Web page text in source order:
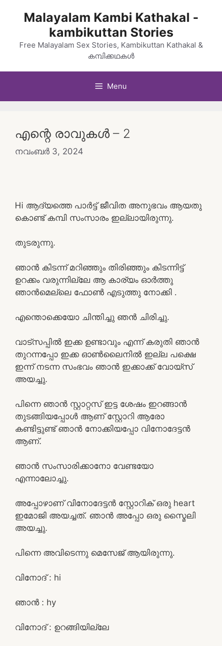
Malayalam Kambi Kathakal -
kambikuttan Stories
Free Malayalam Sex Stories, Kambikuttan Kathakal &
കമ്പിക്കഥകൾ
Menu
എന്റെ രാവുകൾ – 2
നവംബർ 3, 2024
Hi ആദ്യത്തെ പാർട്ട്‌ ജീവിത അനുഭവം ആയതു
കൊണ്ട് കമ്പി സംസാരം ഇല്ലായിരുന്നു.
തുടരുന്നു.
ഞാൻ കിടന്ന് മറിഞ്ഞും തിരിഞ്ഞും കിടന്നിട്ട്
ഉറക്കം വരുന്നില്ലേ ആ കാര്യം ഓർത്തു
ഞാൻമെല്ലെ ഫോൺ എടുത്തു നോക്കി .
എന്തൊക്കെയോ ചിന്തിച്ചു ഞൻ ചിരിച്ചു.
വാട്സപ്പിൽ ഇക്ക ഉണ്ടാവും എന്ന് കരുതി ഞാൻ
തുറന്നപ്പോ ഇക്ക ഓൺലൈനിൽ ഇല്ല പക്ഷെ
ഇന്ന് നടന്ന സംഭവം ഞാൻ ഇക്കാക്ക് വോയ്‌സ്
അയച്ചു.
പിന്നെ ഞാൻ സ്റ്റാറ്റസ് ഇട്ട ശേഷം ഇറങ്ങാൻ
തുടങ്ങിയപ്പോൾ ആണ് സ്റ്റോറി ആരോ
കണ്ടിട്ടുണ്ട് ഞാൻ നോക്കിയപ്പോ വിനോദേട്ടൻ
ആണ്.
ഞാൻ സംസാരിക്കാനോ വേണ്ടയോ
എന്നാലോച്ചു.
അപ്പോഴാണ് വിനോദേട്ടൻ സ്റ്റോറിക് ഒരു heart
ഇമോജി അയച്ചത്. ഞാൻ അപ്പോ ഒരു സ്മൈലി
അയച്ചു.
പിന്നെ അവിടെന്നു മെസേജ് ആയിരുന്നു.
വിനോദ് : hi
ഞാൻ : hy
വിനോദ് : ഉറങ്ങിയില്ലേ